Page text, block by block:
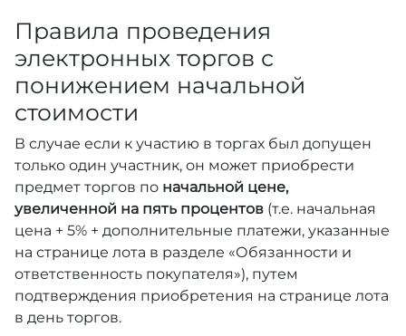
Правила проведения
электронных торгов с
понижением начальной
стоимости
В случае если к участию в торгах был допущен
только один участник, он может приобрести
предмет торгов по начальной цене,
увеличенной на пять процентов (т.е. начальная
цена + 5% + дополнительные платежи, указанные
на странице лота в разделе «Обязанности и
ответственность покупателя»), путем
подтверждения приобретения на странице лота
в день торгов.